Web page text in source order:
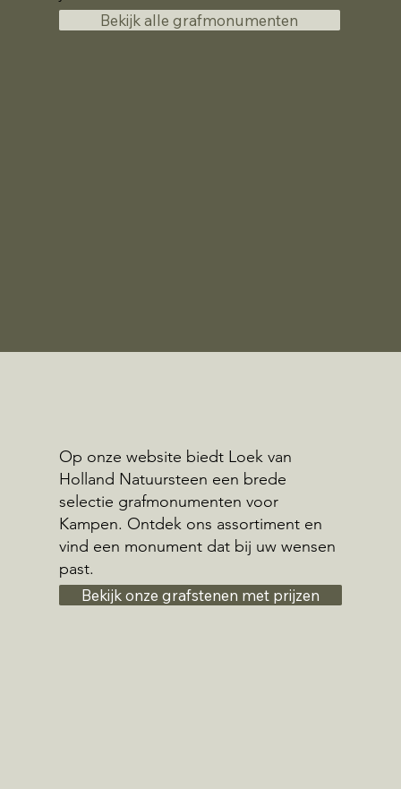
Bekijk alle grafmonumenten
Op onze website biedt Loek van
Holland Natuursteen een brede
selectie grafmonumenten voor
Kampen. Ontdek ons assortiment en
vind een monument dat bij uw wensen
past.
Bekijk onze grafstenen met prijzen